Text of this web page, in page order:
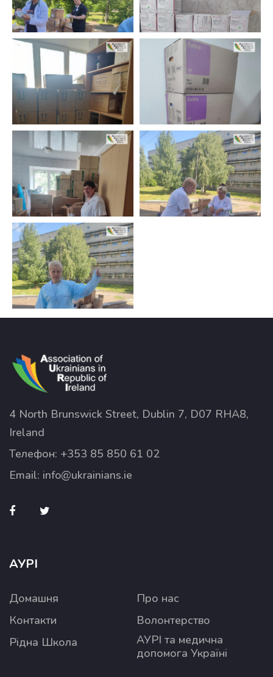
4 North Brunswick Street, Dublin 7, D07 RHA8,
Ireland
Телефон: +353 85 850 61 02
Email: info@ukrainians.ie
АУРІ
Домашня
Про нас
Контакти
Волонтерство
Рідна Школа
АУРІ та медична
допомога Україні